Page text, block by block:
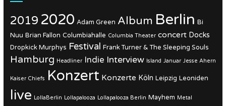
2019 2020 Adam Green Album Berlin Bi
Nuu Brian Fallon Columbiahalle Columbia Theater concert Docks
Dropkick Murphys Festival Frank Turner & The Sleeping Souls
Hamburg Headliner Indie Interview Island Januar Jesse Ahern
Kaiser Chiefs Konzert Konzerte Köln Leipzig Leoniden
live LollaBerlin Lollapalooza Lollapalooza Berlin Mayhem Metal